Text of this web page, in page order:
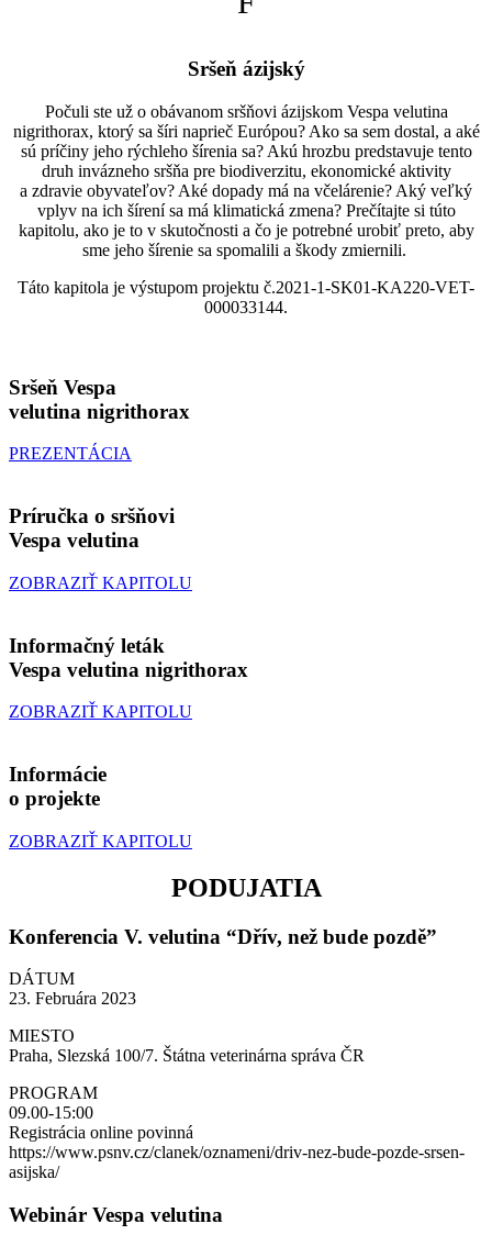
Sršeň ázijský
Počuli ste už o obávanom sršňovi ázijskom Vespa velutina
nigrithorax, ktorý sa šíri naprieč Európou? Ako sa sem dostal, a aké
sú príčiny jeho rýchleho šírenia sa? Akú hrozbu predstavuje tento
druh invázneho sršňa pre biodiverzitu, ekonomické aktivity
a zdravie obyvateľov? Aké dopady má na včelárenie? Aký veľký
vplyv na ich šírení sa má klimatická zmena? Prečítajte si túto
kapitolu, ako je to v skutočnosti a čo je potrebné urobiť preto, aby
sme jeho šírenie sa spomalili a škody zmiernili.
Táto kapitola je výstupom projektu č.2021-1-SK01-KA220-VET-
000033144.
Sršeň Vespa
velutina nigrithorax
PREZENTÁCIA
Príručka o sršňovi
Vespa velutina
ZOBRAZIŤ KAPITOLU
Informačný leták
Vespa velutina nigrithorax
ZOBRAZIŤ KAPITOLU
Informácie
o projekte
ZOBRAZIŤ KAPITOLU
PODUJATIA
Konferencia V. velutina “Dřív, než bude pozdě”
DÁTUM
23. Februára 2023
MIESTO
Praha, Slezská 100/7. Štátna veterinárna správa ČR
PROGRAM
09.00-15:00
Registrácia online povinná
https://www.psnv.cz/clanek/oznameni/driv-nez-bude-pozde-srsen-
asijska/
Webinár Vespa velutina